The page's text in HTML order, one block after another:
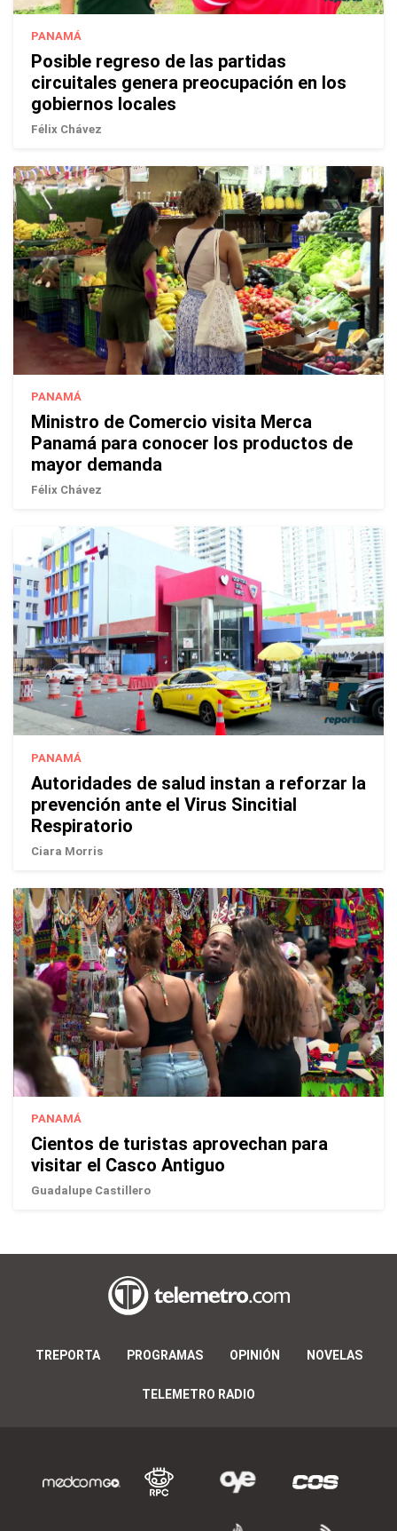
PANAMÁ
Posible regreso de las partidas
circuitales genera preocupación en los
gobiernos locales
Félix Chávez
PANAMÁ
Ministro de Comercio visita Merca
Panamá para conocer los productos de
mayor demanda
Félix Chávez
PANAMÁ
Autoridades de salud instan a reforzar la
prevención ante el Virus Sincitial
Respiratorio
Ciara Morris
PANAMÁ
Cientos de turistas aprovechan para
visitar el Casco Antiguo
Guadalupe Castillero
TREPORTA PROGRAMAS OPINIÓN NOVELAS
TELEMETRO RADIO